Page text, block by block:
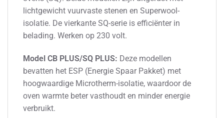
lichtgewicht vuurvaste stenen en Superwool-
isolatie. De vierkante SQ-serie is efficiënter in
belading. Werken op 230 volt.
Model CB PLUS/SQ PLUS: Deze modellen
bevatten het ESP (Energie Spaar Pakket) met
hoogwaardige Microtherm-isolatie, waardoor de
oven warmte beter vasthoudt en minder energie
verbruikt.